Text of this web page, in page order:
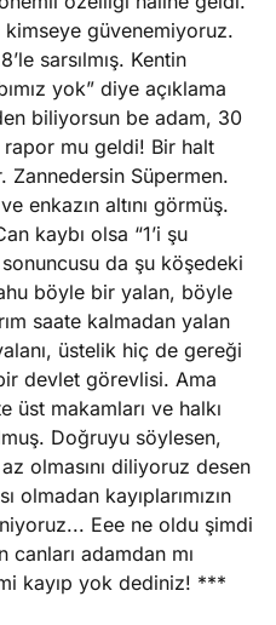
güvenemiyoruz.
sarsılmış. Kentin
yok” diye açıklama
biliyorsun be adam, 30
mu geldi! Bir halt
Zannedersin Süpermen.
enkazın altını görmüş.
kaybı olsa “1’i şu
da şu köşedeki
böyle bir yalan, böyle
saate kalmadan yalan
üstelik hiç de gereği
devlet görevlisi. Ama
üst makamları ve halkı
Doğruyu söylesen,
olmasını diliyoruz desen
olmadan kayıplarımızın
Eee ne oldu şimdi
canları adamdan mı
kayıp yok dediniz! ***